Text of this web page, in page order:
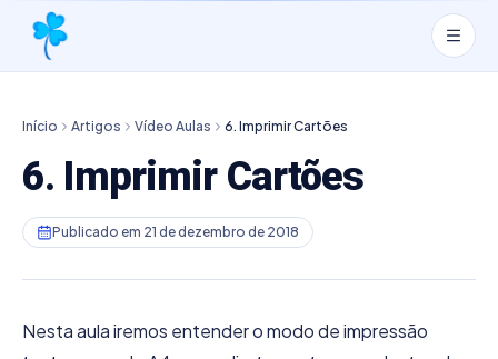
Início Artigos Vídeo Aulas 6. Imprimir Cartões
6. Imprimir Cartões
Publicado em 21 de dezembro de 2018
Nesta aula iremos entender o modo de impressão